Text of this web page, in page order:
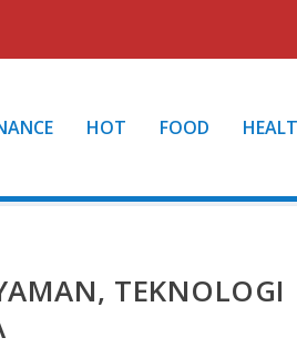
HOT FOOD
TEKNOLOGI